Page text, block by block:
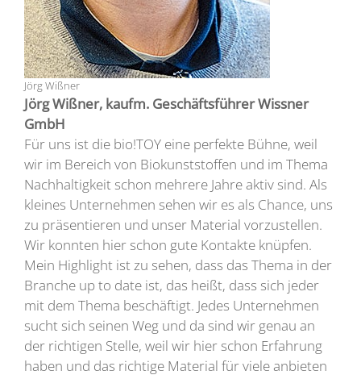
Jörg Wißner
Jörg Wißner, kaufm. Geschäftsführer Wissner
GmbH
Für uns ist die bio!TOY eine perfekte Bühne, weil
wir im Bereich von Biokunststoffen und im Thema
Nachhaltigkeit schon mehrere Jahre aktiv sind. Als
kleines Unternehmen sehen wir es als Chance, uns
zu präsentieren und unser Material vorzustellen.
Wir konnten hier schon gute Kontakte knüpfen.
Mein Highlight ist zu sehen, dass das Thema in der
Branche up to date ist, das heißt, dass sich jeder
mit dem Thema beschäftigt. Jedes Unternehmen
sucht sich seinen Weg und da sind wir genau an
der richtigen Stelle, weil wir hier schon Erfahrung
haben und das richtige Material für viele anbieten